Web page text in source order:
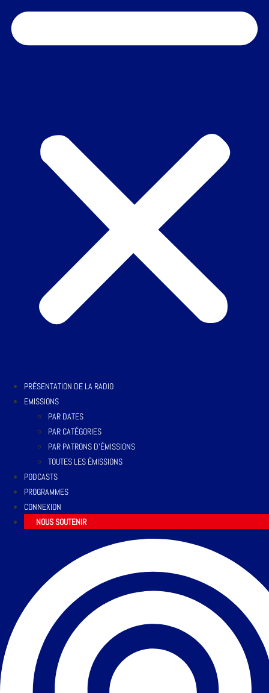
PRÉSENTATION DE LA RADIO
EMISSIONS
PAR DATES
PAR CATÉGORIES
PAR PATRONS D’ÉMISSIONS
TOUTES LES ÉMISSIONS
PODCASTS
PROGRAMMES
CONNEXION
NOUS SOUTENIR